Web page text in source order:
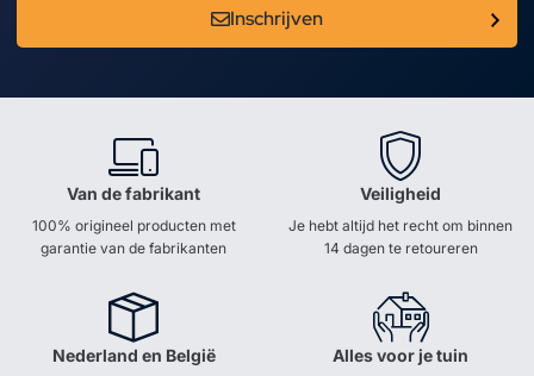
Inschrijven
Van de fabrikant
100% origineel producten met
garantie van de fabrikanten
Veiligheid
Je hebt altijd het recht om binnen
14 dagen te retoureren
Nederland en België Alles voor je tuin